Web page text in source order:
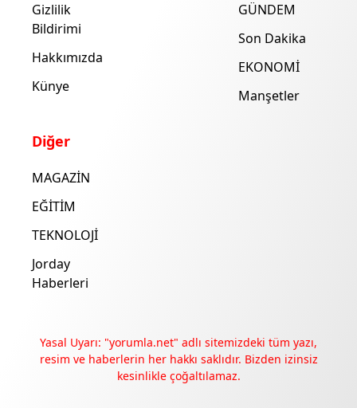
Gizlilik
Bildirimi
Hakkımızda
Künye
GÜNDEM
Son Dakika
EKONOMİ
Manşetler
Diğer
MAGAZİN
EĞİTİM
TEKNOLOJİ
Jorday
Haberleri
Yasal Uyarı: "yorumla.net" adlı sitemizdeki tüm yazı,
resim ve haberlerin her hakkı saklıdır. Bizden izinsiz
kesinlikle çoğaltılamaz.